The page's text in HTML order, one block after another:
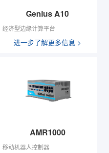
Genius A10
经济型边缘计算平台
进一步了解更多信息 >
AMR1000
移动机器人控制器